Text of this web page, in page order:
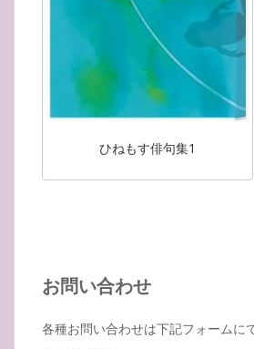
ひねもす俳句集1
お問い合わせ
各種お問い合わせは下記フォームに